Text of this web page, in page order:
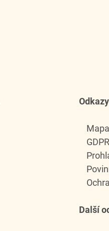
Odkazy
GDPR
Další